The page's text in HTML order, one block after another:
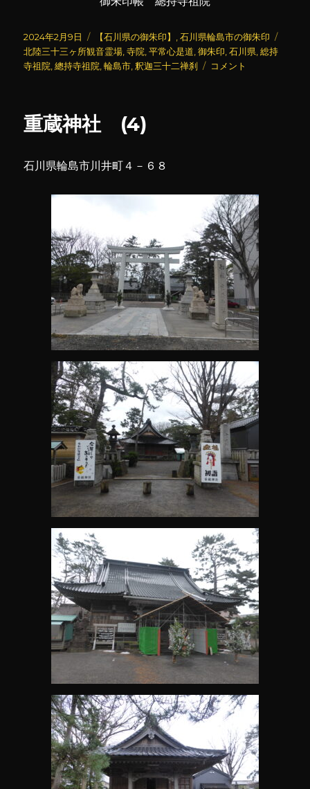
投
稿
日:
2024年2月9日
カ
テ
ゴ
【石川県の御朱印】 ,石川県輪島市の御朱印
北陸三十三ヶ所観音霊場 ,寺院 ,平常心是道 ,御朱印 ,石川県 ,総持
寺祖院 ,總持寺祖院 ,輪島市 ,釈迦三十二禅刹
總
コメント
重蔵神社 (4)
石川県輪島市川井町４－６８